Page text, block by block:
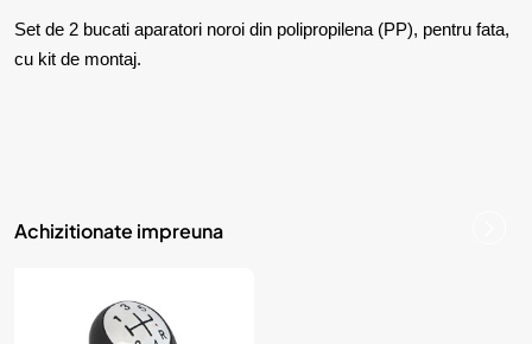
Set de 2 bucati aparatori noroi din polipropilena (PP), pentru fata,
cu kit de montaj.
Achizitionate impreuna